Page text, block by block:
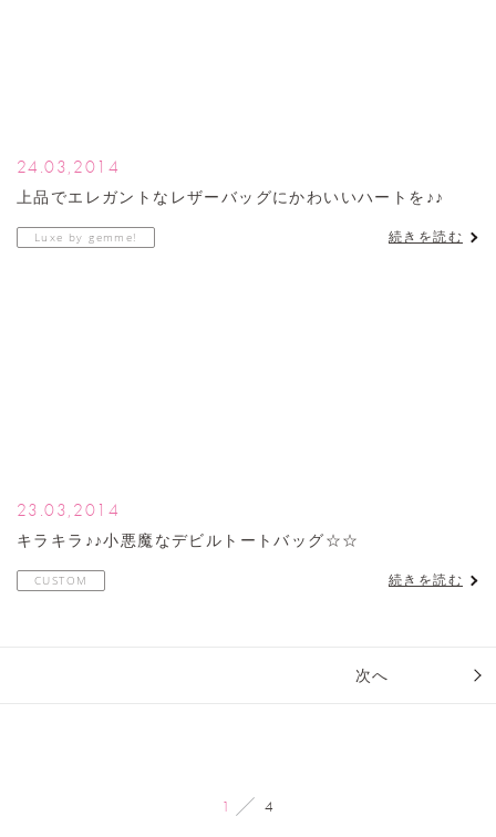
24.03,2014
上品でエレガントなレザーバッグにかわいいハートを♪♪
Luxe by gemme! 続きを読む
23.03,2014
キラキラ♪♪小悪魔なデビルトートバッグ☆☆
CUSTOM 続きを読む
次へ
1 4